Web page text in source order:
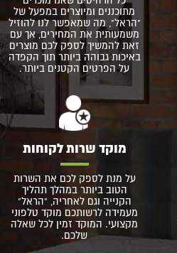
מתוכננים ומיוצרים במפעל של
"הראל", מה שמאפשר לנו להוזיל
משמעותית את המחירים, אך עם
זאת להמשיך לספק לכם מוצרים
באיכות גבוהה ביותר תוך הקפדה
על הפרטים הקטנים ביותר.
מוקד שרות לקוחות
על מנת לספק לכם את השרות
הטוב ביותר במהלך תהליך
הקנייה וגם לאחריה, "הראל"
מעמידה לרשותכם מוקד טלפוני
מקצועי. המוקד זמין לכל שאלה
שלכם.